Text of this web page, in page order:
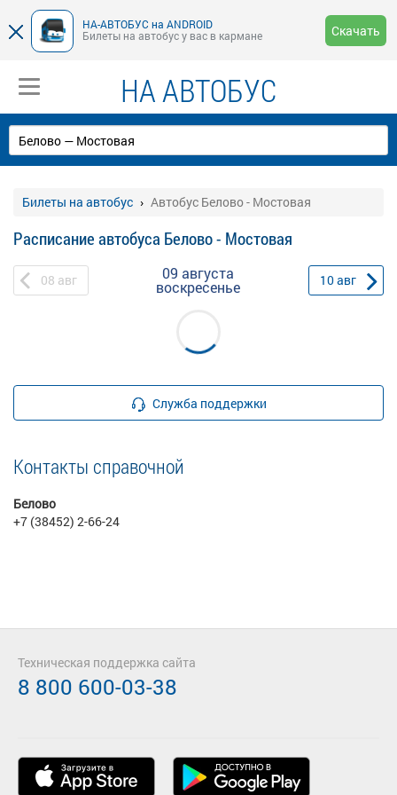
НА-АВТОБУС на ANDROID
Билеты на автобус у вас в кармане
Скачать
НА АВТОБУС
Билеты на автобус Автобус Белово - Мостовая
Расписание автобуса Белово - Мостовая
08 авг 09 августа
воскресенье 10авг
Служба поддержки
Контакты справочной
Белово
+7 (38452) 2-66-24
Техническая поддержка сайта
8 800 600-03-38